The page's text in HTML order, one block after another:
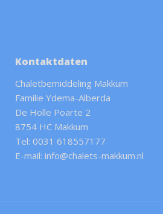
Kontaktdaten
Chaletbemiddeling Makkum
Familie Ydema-Alberda
De Holle Poarte 2
8754 HC Makkum
Tel: 0031 618557177
E-mail: info@chalets-makkum.nl